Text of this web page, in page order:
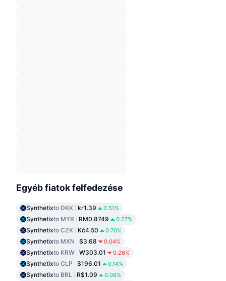
Egyéb fiatok felfedezése
Synthetixto DKK kr1.39 0.51%
Synthetixto MYR RM0.8749 0.27%
Synthetixto CZK Kč4.50 0.70%
Synthetixto MXN $3.68 0.04%
Synthetixto KRW ₩303.01 0.26%
Synthetixto CLP $196.01 0.14%
Synthetixto BRL R$1.09 0.08%